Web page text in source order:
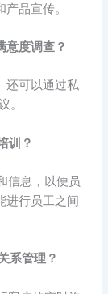
品宣传。
意度调查？
还可以通过私
。
训？
信息，以便员
进行员工之间
系管理？